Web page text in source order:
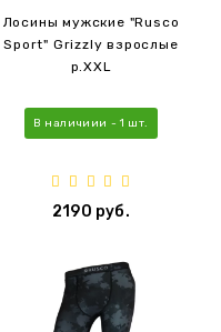
Лосины мужские "Rusco
Sport" Grizzly взрослые
р.XXL
В наличиии - 1 шт.
2190 руб.